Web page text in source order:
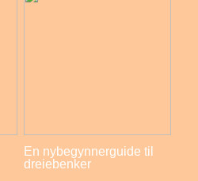
En nybegynnerguide til
dreiebenker